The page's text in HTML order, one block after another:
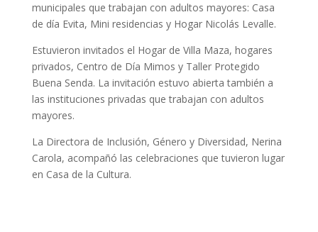
municipales que trabajan con adultos mayores: Casa
de día Evita, Mini residencias y Hogar Nicolás Levalle.
Estuvieron invitados el Hogar de Villa Maza, hogares
privados, Centro de Día Mimos y Taller Protegido
Buena Senda. La invitación estuvo abierta también a
las instituciones privadas que trabajan con adultos
mayores.
La Directora de Inclusión, Género y Diversidad, Nerina
Carola, acompañó las celebraciones que tuvieron lugar
en Casa de la Cultura.